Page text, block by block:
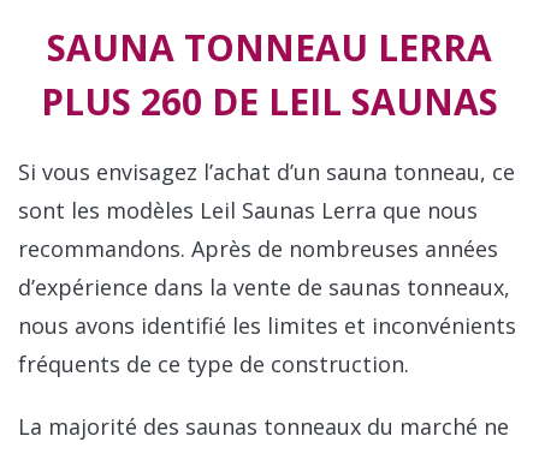
SAUNA TONNEAU LERRA
PLUS 260 DE LEIL SAUNAS
Si vous envisagez l’achat d’un sauna tonneau, ce
sont les modèles Leil Saunas Lerra que nous
recommandons. Après de nombreuses années
d’expérience dans la vente de saunas tonneaux,
nous avons identifié les limites et inconvénients
fréquents de ce type de construction.
La majorité des saunas tonneaux du marché ne